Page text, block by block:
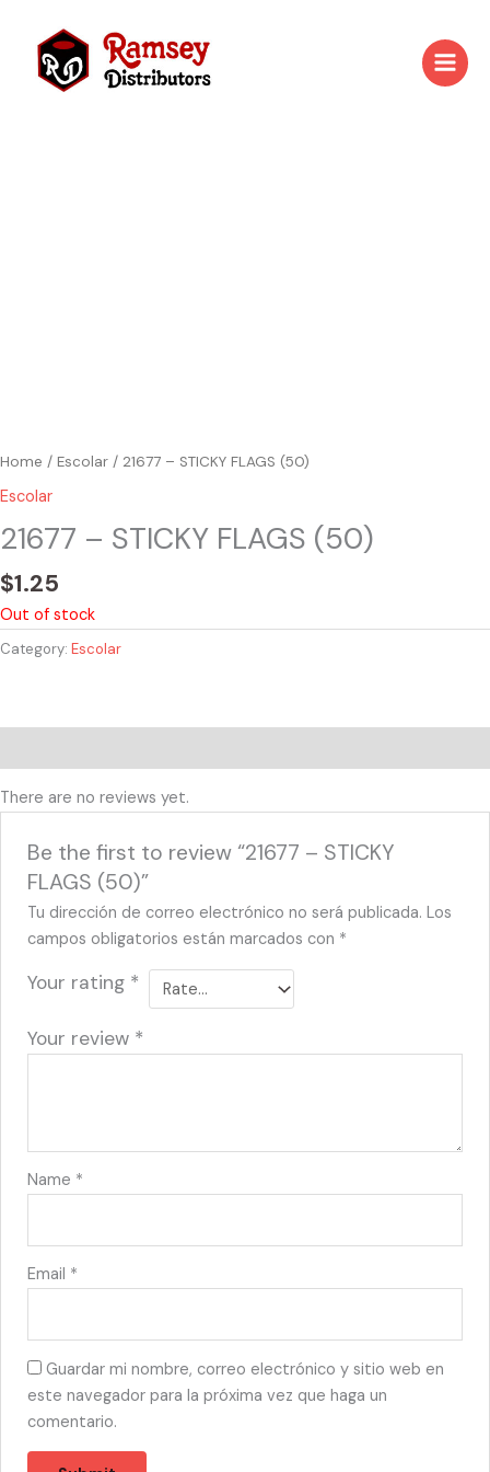
content
Home / Escolar / 21677 – STICKY FLAGS (50)
Escolar
21677 – STICKY FLAGS (50)
$1.25
Out of stock
Category: Escolar
There are no reviews yet.
Be the first to review “21677 – STICKY
FLAGS (50)”
Tu dirección de correo electrónico no será publicada. Los
campos obligatorios están marcados con *
Your rating *
Your review *
Name *
Email *
Guardar mi nombre, correo electrónico y sitio web en
este navegador para la próxima vez que haga un
comentario.